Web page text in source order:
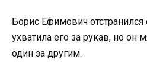
Борис Ефимович
ухватила его за рукав, но он
один за другим.